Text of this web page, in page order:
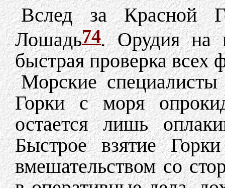
Вслед за Красной
Лошадь74.Орудия на
быстрая проверка всех
Морские
Горки с моря
остается лишь
Быстрое взятие
вмешательством со